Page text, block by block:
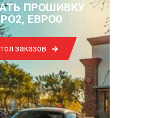
ПРОШИВКУ
ЕВРО0
заказов